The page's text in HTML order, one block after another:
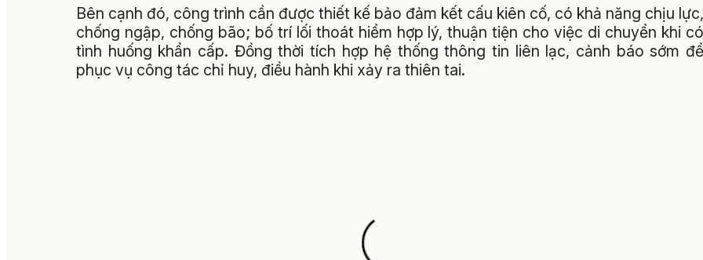
Bên cạnh đó, công trình cần được thiết kế bảo đảm kết cấu kiên cố, có khả năng chịu lực,
chống ngập, chống bão; bố trí lối thoát hiểm hợp lý, thuận tiện cho việc di chuyển khi có
tình huống khẩn cấp. Đồng thời tích hợp hệ thống thông tin liên lạc, cảnh báo sớm để
phục vụ công tác chỉ huy, điều hành khi xảy ra thiên tai.